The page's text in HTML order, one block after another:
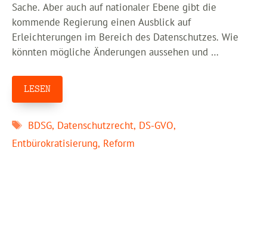
Sache. Aber auch auf nationaler Ebene gibt die
kommende Regierung einen Ausblick auf
Erleichterungen im Bereich des Datenschutzes. Wie
könnten mögliche Änderungen aussehen und …
LESEN
Schlagwörter
BDSG, Datenschutzrecht, DS-GVO,
Entbürokratisierung, Reform